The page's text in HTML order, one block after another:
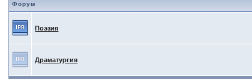
Форум
Поэзия
Драматургия